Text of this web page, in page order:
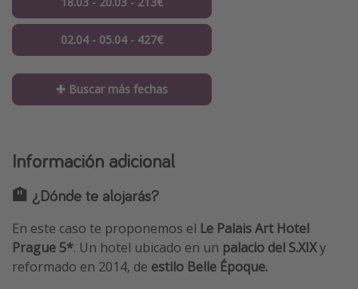
02.04 - 05.04 - 427€
✚ Buscar más fechas
Información adicional
🏨 ¿Dónde te alojarás?
En este caso te proponemos el Le Palais Art Hotel
Prague 5*. Un hotel ubicado en un palacio del S.XIXy
reformado en 2014, de estilo Belle Époque.